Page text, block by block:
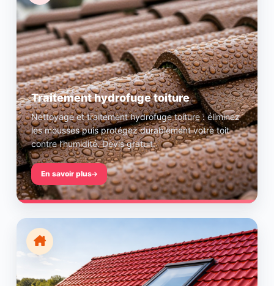
Traitement hydrofuge toiture
Nettoyage et traitement hydrofuge toiture : éliminez
les mousses puis protégez durablement votre toit
contre l’humidité. Devis gratuit.
En savoir plus